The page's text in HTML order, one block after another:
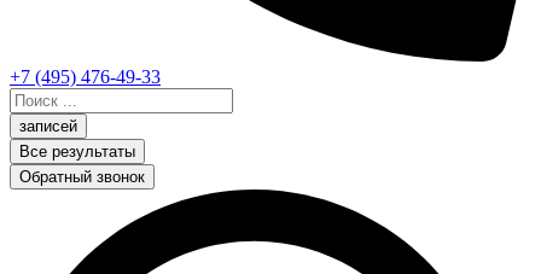
+7 (495) 476-49-33
Search
...записей
Все результаты
Обратный звонок